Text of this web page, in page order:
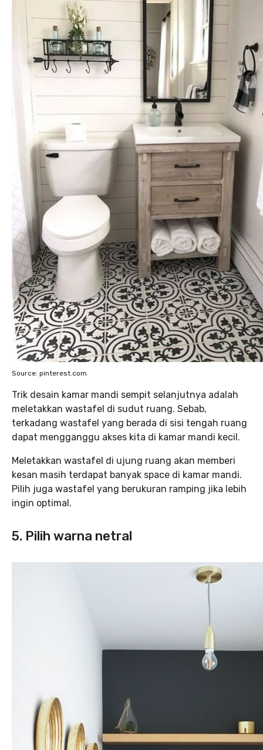
Source: pinterest.com
Trik desain kamar mandi sempit selanjutnya adalah
meletakkan wastafel di sudut ruang. Sebab,
terkadang wastafel yang berada di sisi tengah ruang
dapat mengganggu akses kita di kamar mandi kecil.
Meletakkan wastafel di ujung ruang akan memberi
kesan masih terdapat banyak space di kamar mandi.
Pilih juga wastafel yang berukuran ramping jika lebih
ingin optimal.
5. Pilih warna netral